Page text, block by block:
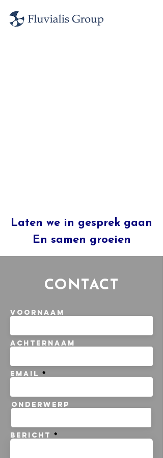
Laten we in gesprek gaan
En samen groeien
CONTACT
Voornaam
Achternaam
Email
Onderwerp
Bericht